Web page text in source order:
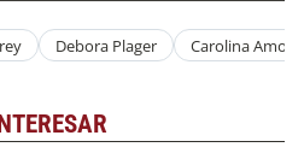
Debora Plager Carolina